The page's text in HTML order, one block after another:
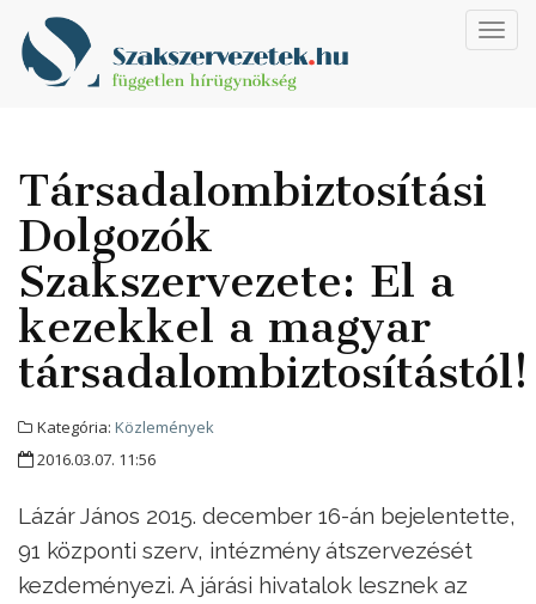
Társadalombiztosítási
Dolgozók
Szakszervezete: El a
kezekkel a magyar
társadalombiztosítástól!
Kategória: Közlemények
2016.03.07. 11:56
Lázár János 2015. december 16-án bejelentette,
91 központi szerv, intézmény átszervezését
kezdeményezi. A járási hivatalok lesznek az